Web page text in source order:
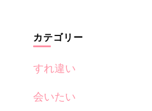
カテゴリー
すれ違い
会いたい